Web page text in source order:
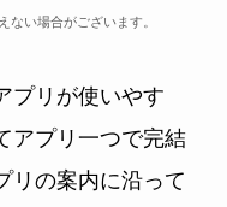
ない場合がございます。
プリが使いやす
アプリ一つで完結
リの案内に沿って